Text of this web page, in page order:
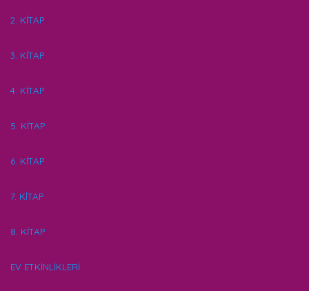
2. KİTAP
3. KİTAP
4. KİTAP
5. KİTAP
6. KİTAP
7. KİTAP
8. KİTAP
EV ETKİNLİKLERİ